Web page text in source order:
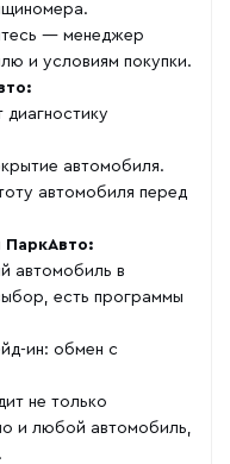
— менеджер
и условиям покупки.
автомобиля.
автомобиля перед
ПаркАвто:
автомобиль в
есть программы
ин: обмен с
не только
и любой автомобиль,